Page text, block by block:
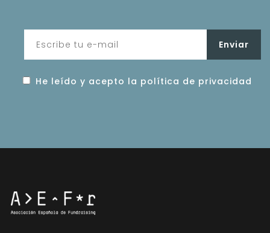
He leído y acepto la política de privacidad